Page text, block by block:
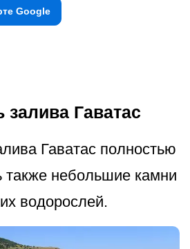
Google
Гаватас
Гаватас полностью
также небольшие камни
водорослей.